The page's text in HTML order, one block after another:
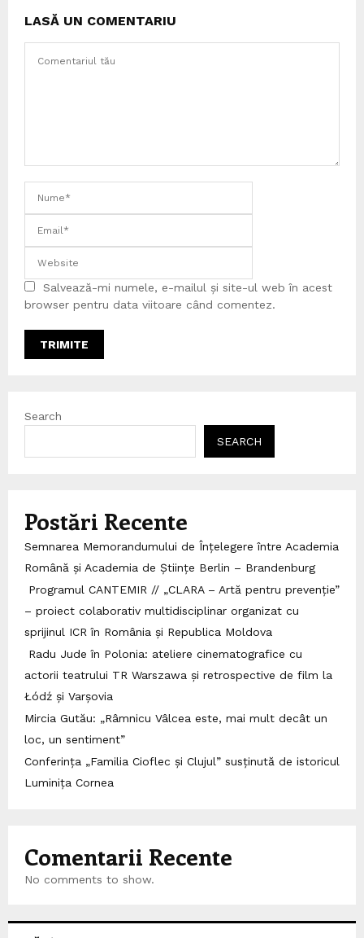
LASĂ UN COMENTARIU
Salvează-mi numele, e-mailul și site-ul web în acest
browser pentru data viitoare când comentez.
Search
SEARCH
Postări Recente
Semnarea Memorandumului de Înțelegere între Academia
Română și Academia de Științe Berlin – Brandenburg
Programul CANTEMIR // „CLARA – Artă pentru prevenție”
– proiect colaborativ multidisciplinar organizat cu
sprijinul ICR în România și Republica Moldova
Radu Jude în Polonia: ateliere cinematografice cu
actorii teatrului TR Warszawa și retrospective de film la
Łódź și Varșovia
Mircia Gutău: „Râmnicu Vâlcea este, mai mult decât un
loc, un sentiment”
Conferința „Familia Cioflec și Clujul” susținută de istoricul
Luminița Cornea
Comentarii Recente
No comments to show.